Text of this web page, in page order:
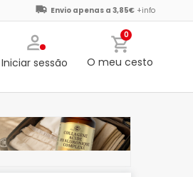
Envio apenas a 3,85€ +info
Iniciar sessão
0
O meu cesto